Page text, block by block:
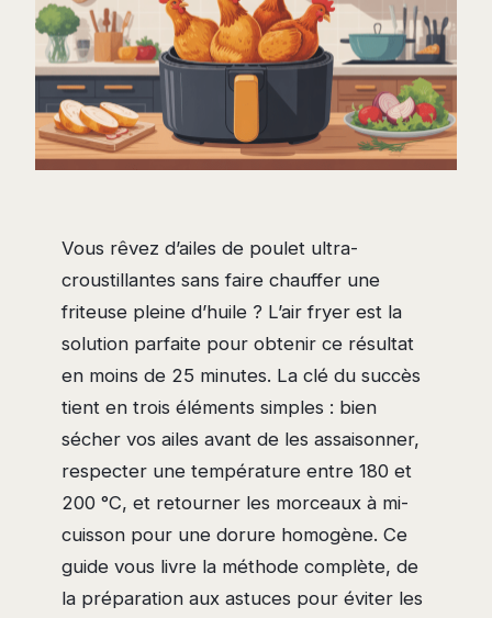
Vous rêvez d’ailes de poulet ultra-
croustillantes sans faire chauffer une
friteuse pleine d’huile ? L’air fryer est la
solution parfaite pour obtenir ce résultat
en moins de 25 minutes. La clé du succès
tient en trois éléments simples : bien
sécher vos ailes avant de les assaisonner,
respecter une température entre 180 et
200 °C, et retourner les morceaux à mi-
cuisson pour une dorure homogène. Ce
guide vous livre la méthode complète, de
la préparation aux astuces pour éviter les